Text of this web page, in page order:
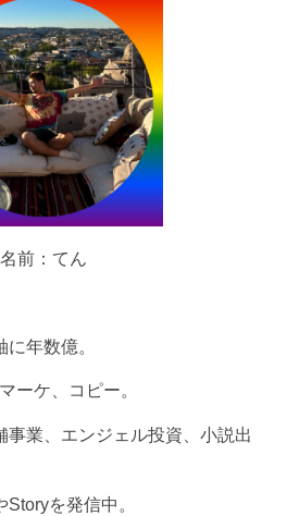
名前：てん
年数億。
ーケ、コピー。
事業、エンジェル投資、小説出
を発信中。